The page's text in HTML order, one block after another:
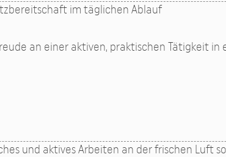
im täglichen Ablauf
an einer aktiven, praktischen Tätigkeit in
und aktives Arbeiten an der frischen Luft